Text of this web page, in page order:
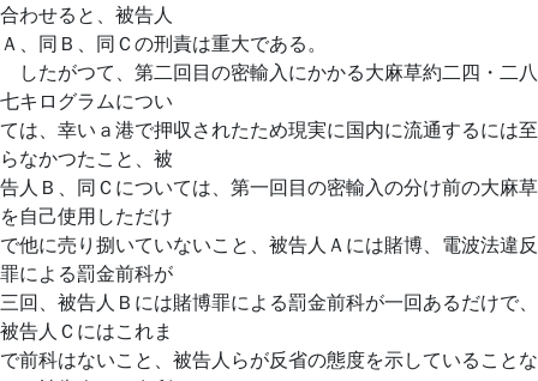
合わせると、被告人
Ａ、同Ｂ、同Ｃの刑責は重大である。
したがつて、第二回目の密輸入にかかる大麻草約二四・二八
七キログラムについ
ては、幸いａ港で押収されたため現実に国内に流通するには至
らなかつたこと、被
告人Ｂ、同Ｃについては、第一回目の密輸入の分け前の大麻草
を自己使用しただけ
で他に売り捌いていないこと、被告人Ａには賭博、電波法違反
罪による罰金前科が
三回、被告人Ｂには賭博罪による罰金前科が一回あるだけで、
被告人Ｃにはこれま
で前科はないこと、被告人らが反省の態度を示していることな